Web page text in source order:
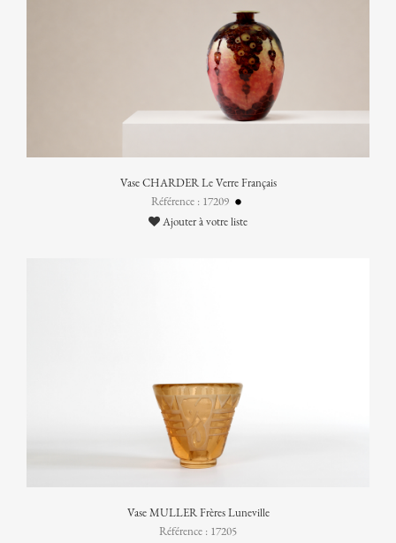
Vase CHARDER Le Verre Français
Référence : 17209
Ajouter à votre liste
Vase MULLER Frères Luneville
Référence : 17205